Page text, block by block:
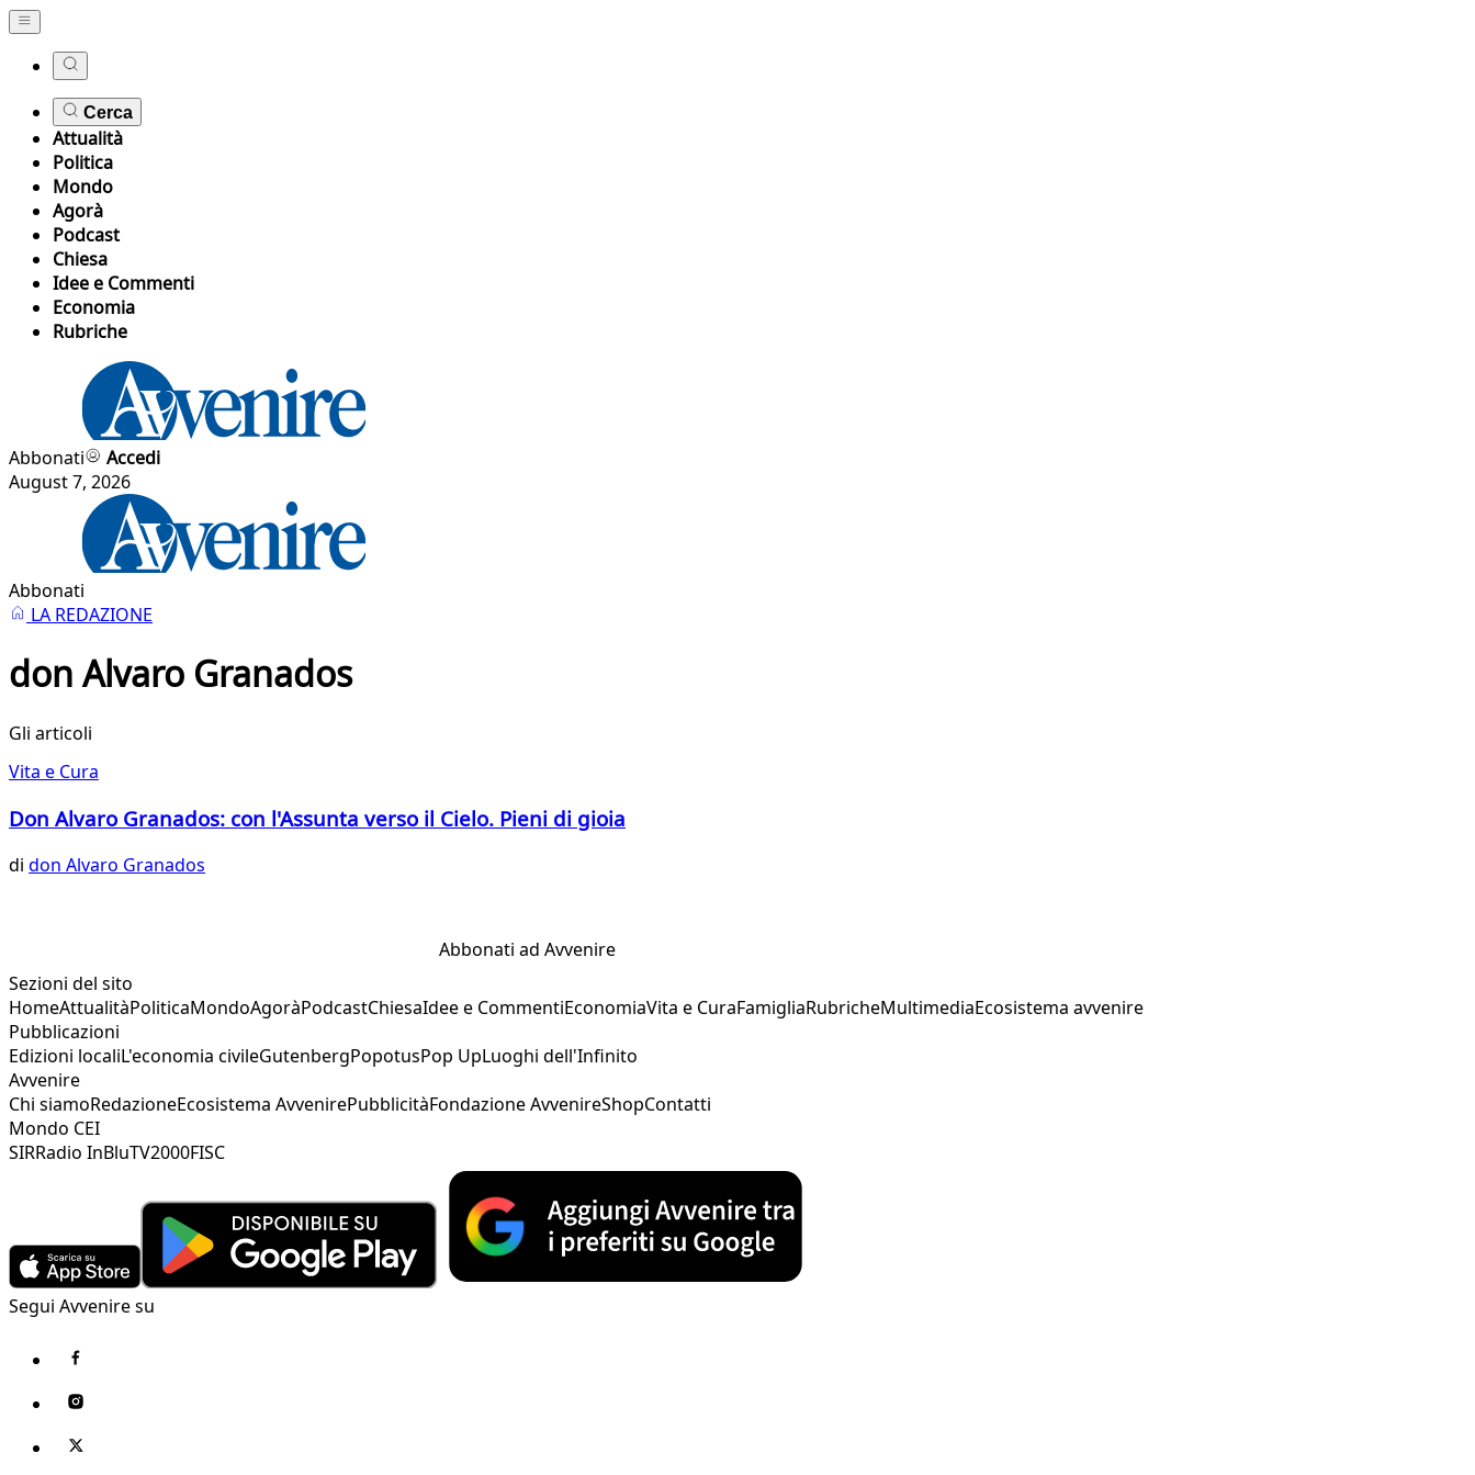
Cerca
Attualità
Politica
Mondo
Agorà
Podcast
Chiesa
Idee e Commenti
Economia
Rubriche
Abbonati
Accedi
August 7, 2026
Abbonati
LA REDAZIONE
don Alvaro Granados
Gli articoli
Vita e Cura
Don Alvaro Granados: con l'Assunta verso il Cielo. Pieni di gioia
di don Alvaro Granados
Abbonati ad Avvenire
Sezioni del sito
HomeAttualitàPoliticaMondoAgoràPodcastChiesaIdee e CommentiEconomiaVita e CuraFamigliaRubricheMultimediaEcosistema avvenire
Pubblicazioni
Edizioni localiL'economia civileGutenbergPopotusPop UpLuoghi dell'Infinito
Avvenire
Chi siamoRedazioneEcosistema AvvenirePubblicitàFondazione AvvenireShopContatti
Mondo CEI
SIRRadio InBluTV2000FISC
Segui Avvenire su